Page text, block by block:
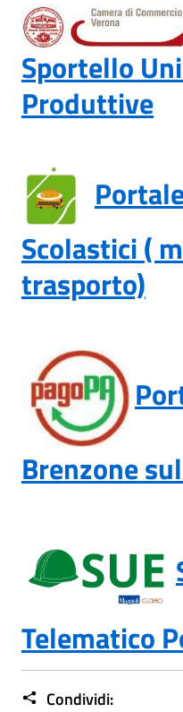
Sportello
Produttive
Scolastici (
trasporto)
Brenzone
Telematico
Condividi: